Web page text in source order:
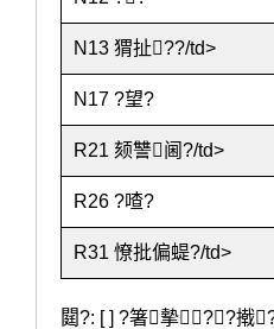
N13 猬扯??/td>
N17 ?望?
R21 颏讐阃?/td>
R26 ?喳?
R31 憭批偏蝭?/td>
閮?: [ ] ?箸摰??撠